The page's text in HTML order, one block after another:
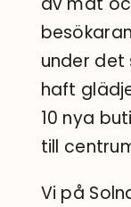
under det
haft
10 nya
till
Vi på